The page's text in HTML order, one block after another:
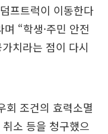
프트럭이 이동한다
“학생·주민 안전
치라는 점이 다시
조건의 효력소멸
소 등을 청구했으